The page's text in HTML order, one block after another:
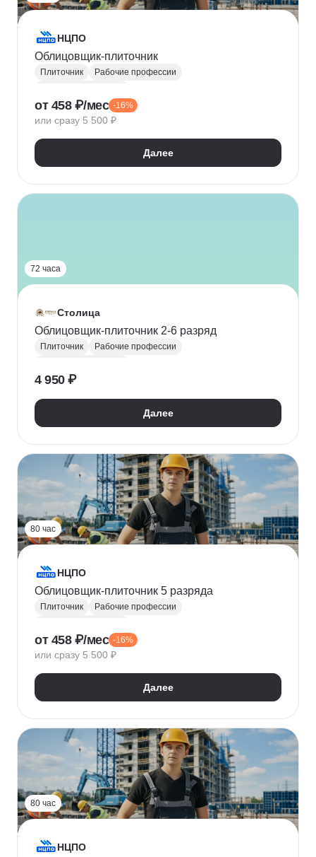
НЦПО
Облицовщик-плиточник
Плиточник
Рабочие профессии
от 458 ₽/мес -16%
или сразу 5 500 ₽
Далее
72 часа
Столица
Облицовщик-плиточник 2-6 разряд
Плиточник
Рабочие профессии
4 950 ₽
Далее
80 час
НЦПО
Облицовщик-плиточник 5 разряда
Плиточник
Рабочие профессии
от 458 ₽/мес -16%
или сразу 5 500 ₽
Далее
80 час
НЦПО